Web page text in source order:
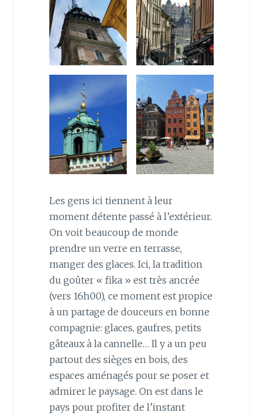
Les gens ici tiennent à leur
moment détente passé à l’extérieur.
On voit beaucoup de monde
prendre un verre en terrasse,
manger des glaces. Ici, la tradition
du goûter « fika » est très ancrée
(vers 16h00), ce moment est propice
à un partage de douceurs en bonne
compagnie: glaces, gaufres, petits
gâteaux à la cannelle… Il y a un peu
partout des sièges en bois, des
espaces aménagés pour se poser et
admirer le paysage. On est dans le
pays pour profiter de l’instant